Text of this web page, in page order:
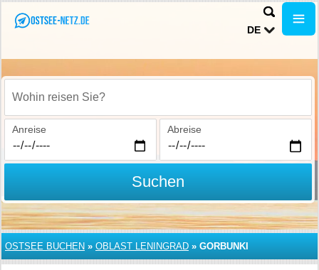
DE
Wohin reisen Sie?
Anreise Abreise
Suchen
OSTSEE BUCHEN » OBLAST LENINGRAD » GORBUNKI